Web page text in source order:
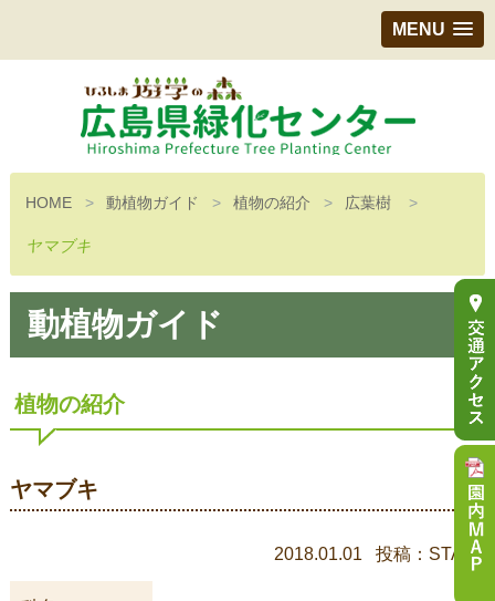
MENU
HOME 動植物ガイド 植物の紹介 広葉樹
ヤマブキ
動植物ガイド
植物の紹介
ヤマブキ
2018.01.01 投稿：STAFF